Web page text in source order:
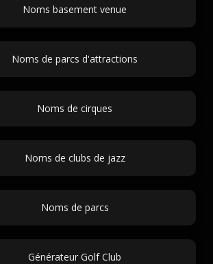
Noms basement venue
Noms de parcs d'attractions
Noms de cirques
Noms de clubs de jazz
Noms de parcs
Générateur Golf Club